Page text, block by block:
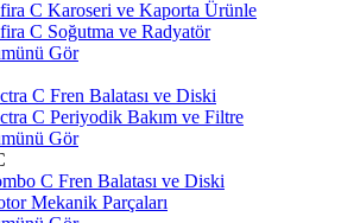
C Karoseri ve Kaporta Ürünle
C Soğutma ve Radyatör
Gör
C Fren Balatası ve Diski
C Periyodik Bakım ve Filtre
Gör
C Fren Balatası ve Diski
Mekanik Parçaları